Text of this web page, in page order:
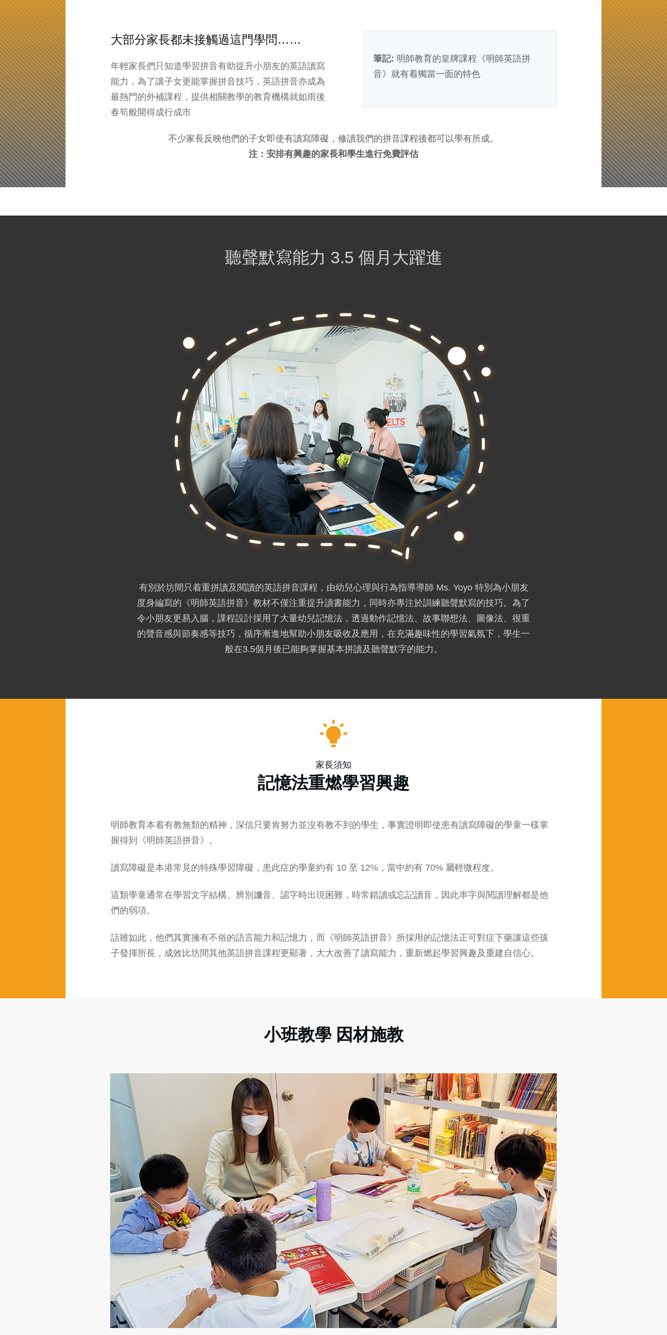
大部分家長都未接觸過這門學問……
年輕家長們只知道學習拼音有助提升小朋友的英語讀寫
能力，為了讓子女更能掌握拼音技巧，英語拼音亦成為
最熱門的外補課程，提供相關教學的教育機構就如雨後
春筍般開得成行成市
筆記: 明師教育的皇牌課程《明師英語拼
音》就有着獨當一面的特色
不少家長反映他們的子女即使有讀寫障礙，修讀我們的拼音課程後都可以學有所成。
注：安排有興趣的家長和學生進行免費評估
聽聲默寫能力 3.5 個月大躍進
有別於坊間只着重拼讀及閱讀的英語拼音課程，由幼兒心理與行為指導導師 Ms. Yoyo 特別為小朋友
度身編寫的《明師英語拼音》教材不僅注重提升讀書能力，同時亦專注於訓練聽聲默寫的技巧。為了
令小朋友更易入腦，課程設計採用了大量幼兒記憶法，透過動作記憶法、故事聯想法、圖像法、很重
的聲音感與節奏感等技巧，循序漸進地幫助小朋友吸收及應用，在充滿趣味性的學習氣氛下，學生一
般在3.5個月後已能夠掌握基本拼讀及聽聲默字的能力。
家長須知
記憶法重燃學習興趣
明師教育本着有教無類的精神，深信只要肯努力並沒有教不到的學生，事實證明即使患有讀寫障礙的學童一樣掌
握得到《明師英語拼音》。
讀寫障礙是本港常見的特殊學習障礙，患此症的學童約有 10 至 12%，當中約有 70% 屬輕微程度。
這類學童通常在學習文字結構、辨別讀音、認字時出現困難，時常錯讀或忘記讀音，因此串字與閱讀理解都是他
們的弱項。
話雖如此，他們其實擁有不俗的語言能力和記憶力，而《明師英語拼音》所採用的記憶法正可對症下藥讓這些孩
子發揮所長，成效比坊間其他英語拼音課程更顯著，大大改善了讀寫能力，重新燃起學習興趣及重建自信心。
小班教學 因材施教